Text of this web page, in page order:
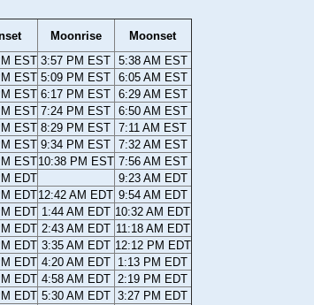
Moonrise
Moonset
EST 3:57 PM EST 5:38 AM EST
EST 5:09 PM EST 6:05 AM EST
EST 6:17 PM EST 6:29 AM EST
EST 7:24 PM EST 6:50 AM EST
EST 8:29 PM EST 7:11 AM EST
EST 9:34 PM EST 7:32 AM EST
EST10:38 PM EST 7:56 AM EST
EDT
9:23 AM EDT
EDT12:42 AM EDT 9:54 AM EDT
EDT 1:44 AM EDT 10:32 AM EDT
EDT 2:43 AM EDT 11:18 AM EDT
EDT 3:35 AM EDT 12:12 PM EDT
EDT 4:20 AM EDT
1:13 PM EDT
EDT 4:58 AM EDT 2:19 PM EDT
EDT 5:30 AM EDT 3:27 PM EDT